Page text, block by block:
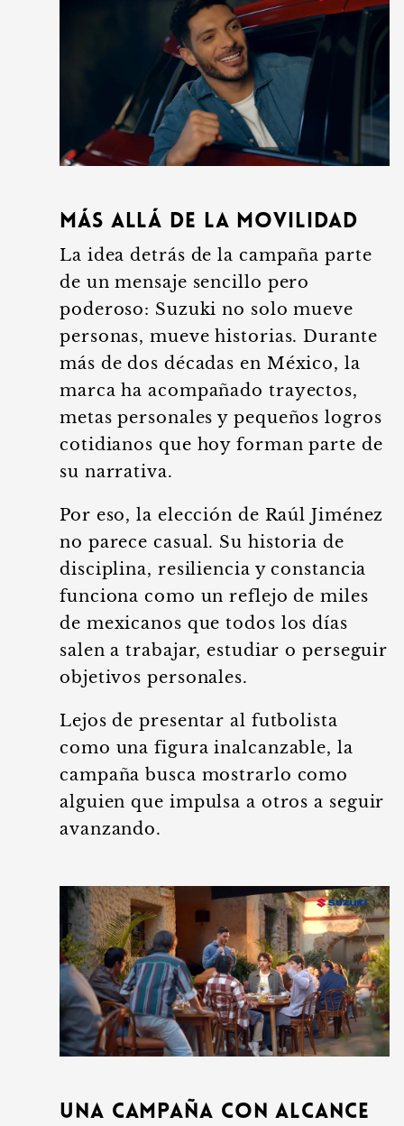
Más allá de la movilidad
La idea detrás de la campaña parte
de un mensaje sencillo pero
poderoso: Suzuki no solo mueve
personas, mueve historias. Durante
más de dos décadas en México, la
marca ha acompañado trayectos,
metas personales y pequeños logros
cotidianos que hoy forman parte de
su narrativa.
Por eso, la elección de Raúl Jiménez
no parece casual. Su historia de
disciplina, resiliencia y constancia
funciona como un reflejo de miles
de mexicanos que todos los días
salen a trabajar, estudiar o perseguir
objetivos personales.
Lejos de presentar al futbolista
como una figura inalcanzable, la
campaña busca mostrarlo como
alguien que impulsa a otros a seguir
avanzando.
Una campaña con alcance